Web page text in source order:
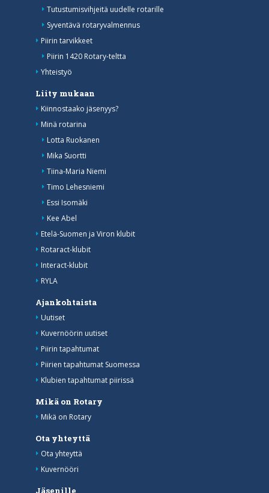
Tutustumisvihjeitä uudelle rotarille
Syventävä rotaryvalmennus
Piirin tarvikkeet
Piirin 1420 Rotary-teltta
Yhteistyö
Liity mukaan
Kiinnostaako jäsenyys?
Minä rotarina
Lotta Ruokanen
Mika Suortti
Tiina-Maria Niemi
Timo Lehesniemi
Essi Isomäki
Kee Abel
Etelä-Suomen ja Viron klubit
Rotaract-klubit
Interact-klubit
RYLA
Ajankohtaista
Uutiset
Kuvernöörin uutiset
Piirin tapahtumat
Piirien tapahtumat Suomessa
Klubien tapahtumat piirissä
Mikä on Rotary
Mikä on Rotary
Ota yhteyttä
Ota yhteyttä
Kuvernööri
Jäsenille